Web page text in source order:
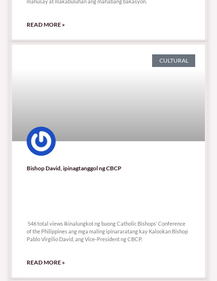
READ MORE »
CULTURAL
Bishop David, ipinagtanggol ng CBCP
546 total views Ikinalungkot ng buong Catholic Bishops’ Conference
of the Philippines ang mga maling ipinararatang kay Kalookan Bishop
Pablo Virgilio David, ang Vice-President ng CBCP.
READ MORE »